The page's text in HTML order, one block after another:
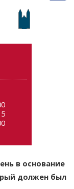
в основание
должен был